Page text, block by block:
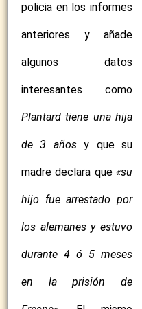
policia en los informes
anteriores y añade
algunos datos
interesantes como
Plantard tiene una hija
de 3 añosy que su
madre declara que «su
hijo fue arrestado por
los alemanes y estuvo
durante 4 ó 5 meses
en la prisión de